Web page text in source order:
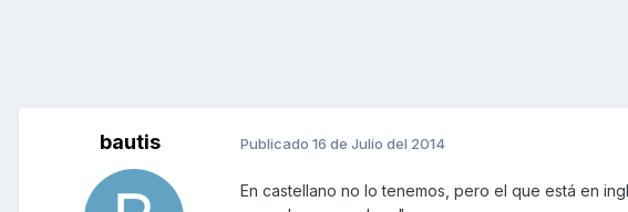
bautis Publicado 16 de Julio del 2014
En castellano no lo tenemos, pero el que está en